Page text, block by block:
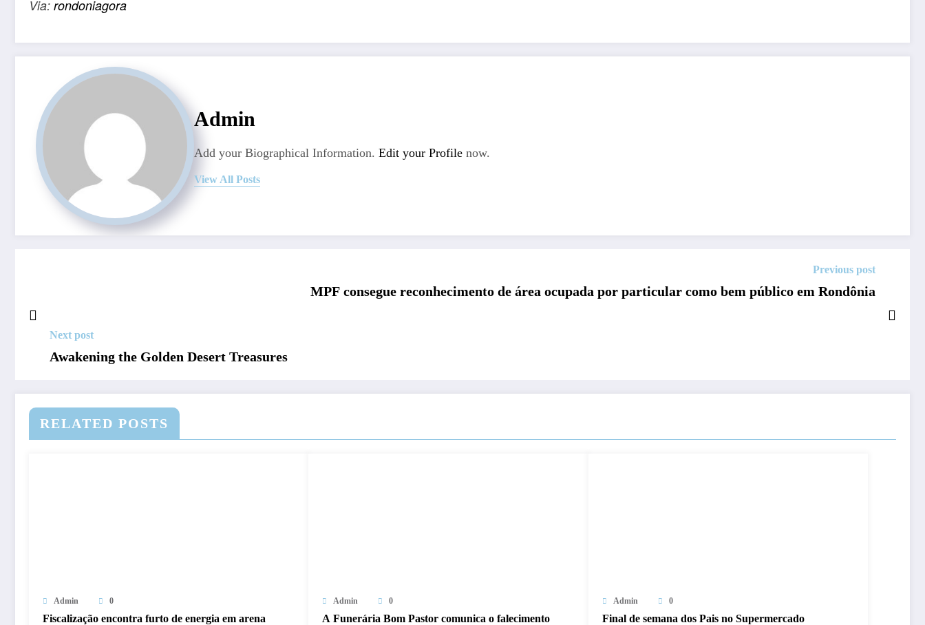
Via: rondoniagora
Admin
Add your Biographical Information. Edit your Profile now.
View All Posts
Previous post
MPF consegue reconhecimento de área ocupada por particular como bem público em Rondônia
Next post
Awakening the Golden Desert Treasures
RELATED POSTS
Admin 0
Fiscalização encontra furto de energia em arena
Admin 0
A Funerária Bom Pastor comunica o falecimento
Admin 0
Final de semana dos Pais no Supermercado